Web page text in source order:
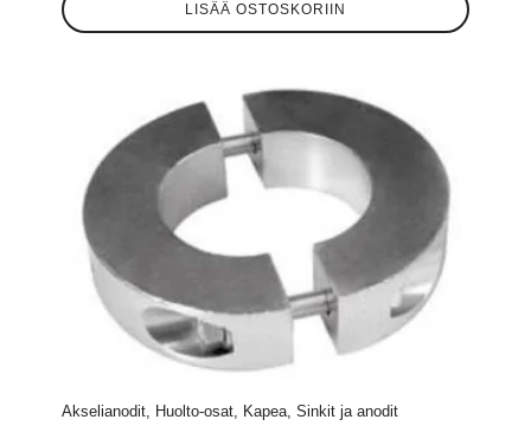
LISÄÄ OSTOSKORIIN
Akselianodit, Huolto-osat, Kapea, Sinkit ja anodit